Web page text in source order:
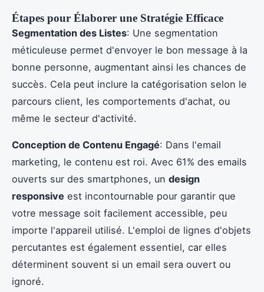
Étapes pour Élaborer une Stratégie Efficace
Segmentation des Listes: Une segmentation
méticuleuse permet d'envoyer le bon message à la
bonne personne, augmentant ainsi les chances de
succès. Cela peut inclure la catégorisation selon le
parcours client, les comportements d'achat, ou
même le secteur d'activité.
Conception de Contenu Engagé: Dans l'email
marketing, le contenu est roi. Avec 61% des emails
ouverts sur des smartphones, un design
responsive est incontournable pour garantir que
votre message soit facilement accessible, peu
importe l'appareil utilisé. L'emploi de lignes d'objets
percutantes est également essentiel, car elles
déterminent souvent si un email sera ouvert ou
ignoré.